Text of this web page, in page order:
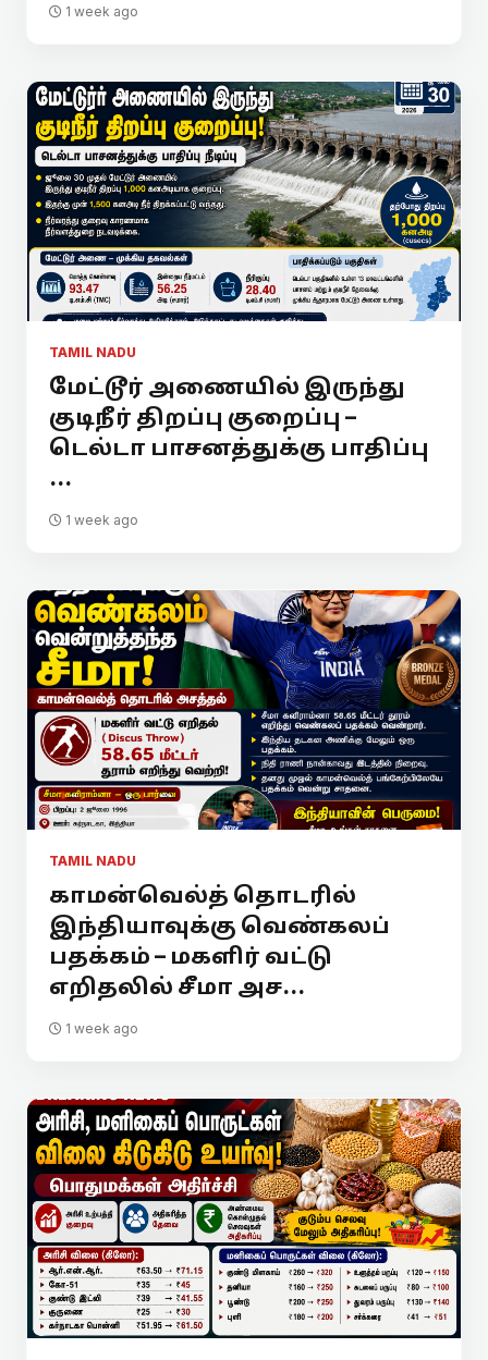
1 week ago
TAMIL NADU
மேட்டூர் அணையில் இருந்து
குடிநீர் திறப்பு குறைப்பு –
டெல்டா பாசனத்துக்கு பாதிப்பு
...
1 week ago
TAMIL NADU
காமன்வெல்த் தொடரில்
இந்தியாவுக்கு வெண்கலப்
பதக்கம் – மகளிர் வட்டு
எறிதலில் சீமா அச...
1 week ago